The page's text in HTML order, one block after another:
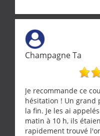
Champagne Ta
Je recommande ce
hésitation ! Un grand
la fin. Je les ai
matin à 10 h, ils
rapidement trouvé